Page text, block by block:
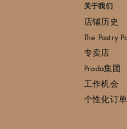
关于我们
店铺历史
The Pastry
专卖店
Prada集团
工作机会
个性化订单